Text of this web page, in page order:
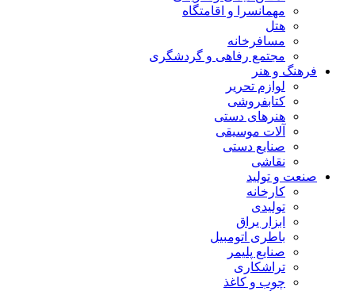
مهمانسرا و اقامتگاه
هتل
مسافرخانه
مجتمع رفاهی و گردشگری
فرهنگ و هنر
لوازم تحریر
کتابفروشی
هنرهای دستی
آلات موسیقی
صنایع دستی
نقاشی
صنعت و تولید
کارخانه
تولیدی
ابزار یراق
باطری اتومبیل
صنایع پلیمر
تراشکاری
چوب و کاغذ